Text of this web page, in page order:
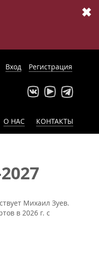
✖
Вход Регистрация
О НАС КОНТАКТЫ
Михаил Зуев.
в 2026 г. с